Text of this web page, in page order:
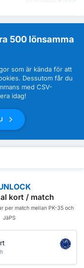
500 lönsamma
som är kända för att
Dessutom får du
med CSV-
idag!
kort / match
per match mellan PK-35 och
JäPS